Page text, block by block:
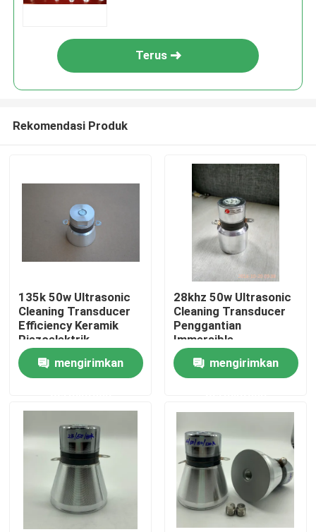
Rumah
Tentang kami
Tur Pabrik
Terus
Rekomendasi Produk
135k 50w Ultrasonic
Cleaning Transducer
Efficiency Keramik
Piezoelektrik
mengirimkan
28khz 50w Ultrasonic
Cleaning Transducer
Penggantian
Immersible
mengirimkan